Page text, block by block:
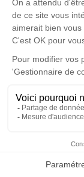
Faire-
Un service de
disponible ici.
vendredi
Rue
12700